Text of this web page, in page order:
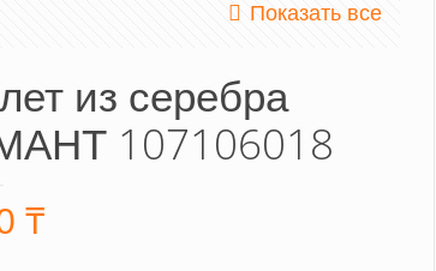
Показать все
из серебра
107106018
₸